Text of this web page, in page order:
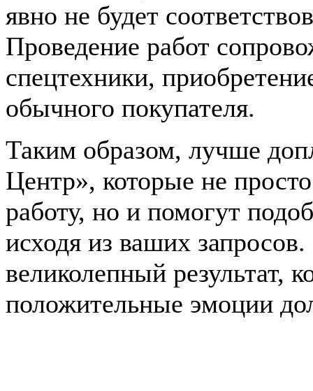
явно не будет
Проведение работ
спецтехники,
обычного покупателя.
Таким образом, лучше
Центр», которые не
работу, но и помогут
исходя из ваших
великолепный результат,
положительные эмоции